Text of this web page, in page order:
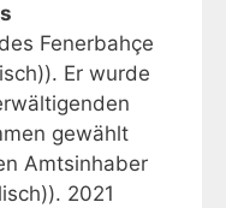
Fenerbahçe
Er wurde
gewählt
Amtsinhaber
2021